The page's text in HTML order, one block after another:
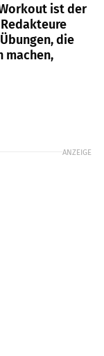
ist der
die
machen,
ANZEIGE